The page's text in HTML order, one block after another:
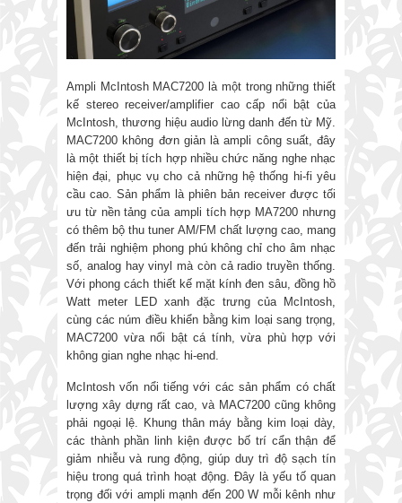
Ampli McIntosh MAC7200 là một trong những thiết
kế stereo receiver/amplifier cao cấp nổi bật của
McIntosh, thương hiệu audio lừng danh đến từ Mỹ.
MAC7200 không đơn giản là ampli công suất, đây
là một thiết bị tích hợp nhiều chức năng nghe nhạc
hiện đại, phục vụ cho cả những hệ thống hi-fi yêu
cầu cao. Sản phẩm là phiên bản receiver được tối
ưu từ nền tảng của ampli tích hợp MA7200 nhưng
có thêm bộ thu tuner AM/FM chất lượng cao, mang
đến trải nghiệm phong phú không chỉ cho âm nhạc
số, analog hay vinyl mà còn cả radio truyền thống.
Với phong cách thiết kế mặt kính đen sâu, đồng hồ
Watt meter LED xanh đặc trưng của McIntosh,
cùng các núm điều khiển bằng kim loại sang trọng,
MAC7200 vừa nổi bật cá tính, vừa phù hợp với
không gian nghe nhạc hi-end.
McIntosh vốn nổi tiếng với các sản phẩm có chất
lượng xây dựng rất cao, và MAC7200 cũng không
phải ngoại lệ. Khung thân máy bằng kim loại dày,
các thành phần linh kiện được bố trí cẩn thận để
giảm nhiễu và rung động, giúp duy trì độ sạch tín
hiệu trong quá trình hoạt động. Đây là yếu tố quan
trọng đối với ampli mạnh đến 200 W mỗi kênh như